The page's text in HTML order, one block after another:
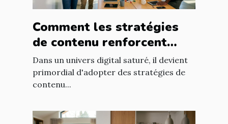
Comment les stratégies
de contenu renforcent
l'engagement client ?
Dans un univers digital saturé, il devient
primordial d'adopter des stratégies de
contenu...